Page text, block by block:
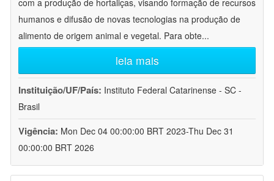
com a produção de hortaliças, visando formação de recursos
humanos e difusão de novas tecnologias na produção de
alimento de origem animal e vegetal. Para obte...
leia mais
Instituição/UF/País: Instituto Federal Catarinense - SC -
Brasil
Vigência: Mon Dec 04 00:00:00 BRT 2023-Thu Dec 31
00:00:00 BRT 2026